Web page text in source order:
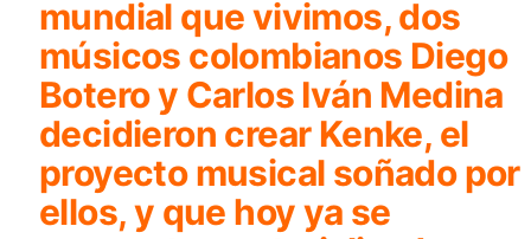
mundial que vivimos, dos
músicos colombianos Diego
Botero y Carlos Iván Medina
decidieron crearKenke, el
proyecto musical soñado por
ellos, y que hoy ya se